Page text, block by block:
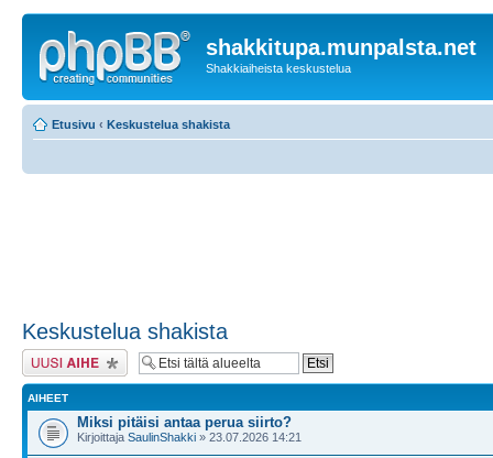
shakkitupa.munpalsta.net
Shakkiaiheista keskustelua
Etusivu ‹ Keskustelua shakista
Keskustelua shakista
Lähetä uusi viesti
AIHEET
Miksi pitäisi antaa perua siirto?
Kirjoittaja SaulinShakki » 23.07.2026 14:21